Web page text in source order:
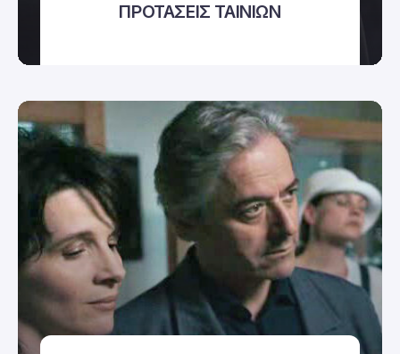
ΠΡΟΤΑΣΕΙΣ ΤΑΙΝΙΩΝ